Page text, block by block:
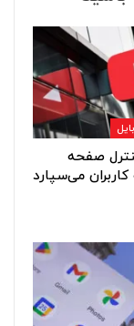
صفحه
می‌سپارد